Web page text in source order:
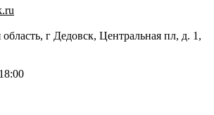
г Дедовск, Центральная пл, д. 1,